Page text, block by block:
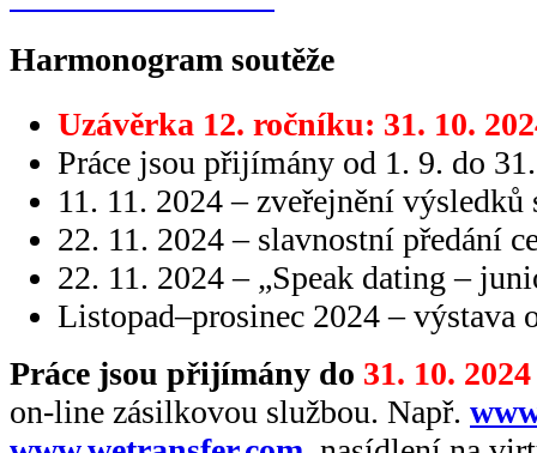
Harmonogram soutěže
Uzávěrka 12. ročníku: 31. 10.
Práce jsou přijímány od 1. 9. do
11. 11. 2024 – zveřejnění výsledků
22. 11. 2024 – slavnostní předání
22. 11. 2024 – „Speak dating –
Listopad–prosinec 2024 – výstava
Práce jsou přijímány do 31. 10. 2024
on-line zásilkovou službou. Např.